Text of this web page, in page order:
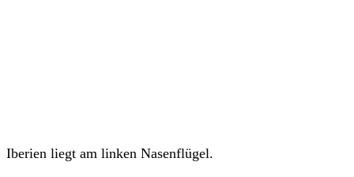
Iberien liegt am linken Nasenflügel.